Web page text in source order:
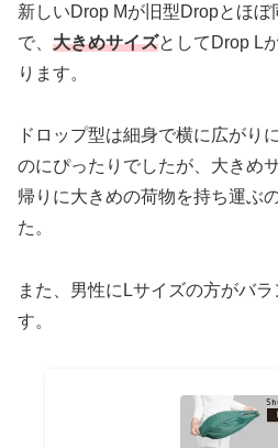
新しいDrop Mが旧型Dropとほ
で、 大きめサイズとしてDrop L
ります。
ドロップ型は細身で横に広がり
のにぴったりでしたが、大きめ
帰りに大きめの荷物を持ち運ぶ
た。
また、男性にLサイズの方がバ
す。